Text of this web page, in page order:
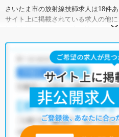
さいたま市の放射線技師求人は18件
サイト上に掲載されている求人の他に
にお申し込みいた
さいたま市の放射線技師求人では以
積極採用中・残業少なめ 住宅
・病院・クリニック
他の条件でも人気の求人がございま
いただくか、お気軽にお問い合わせ
全国の放射線技師求人から検索いた